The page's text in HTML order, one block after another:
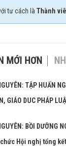
tư cách là Thành
MỚI HƠN
TẬP HUẤN
GIÁO DUC PHÁP
BỒI DƯỠNG
Hội nghị tổng